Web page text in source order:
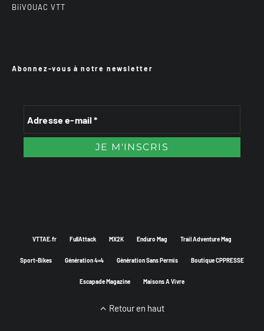
BiiVOUAC VTT
Abonnez-vous à notre newsletter
VTTAE.fr FullAttack MX2K Enduro Mag Trail Adventure Mag
Sport-Bikes Génération 4×4 Génération Sans Permis Boutique CPPRESSE
Escapade Magazine Maisons A Vivre
Retour en haut